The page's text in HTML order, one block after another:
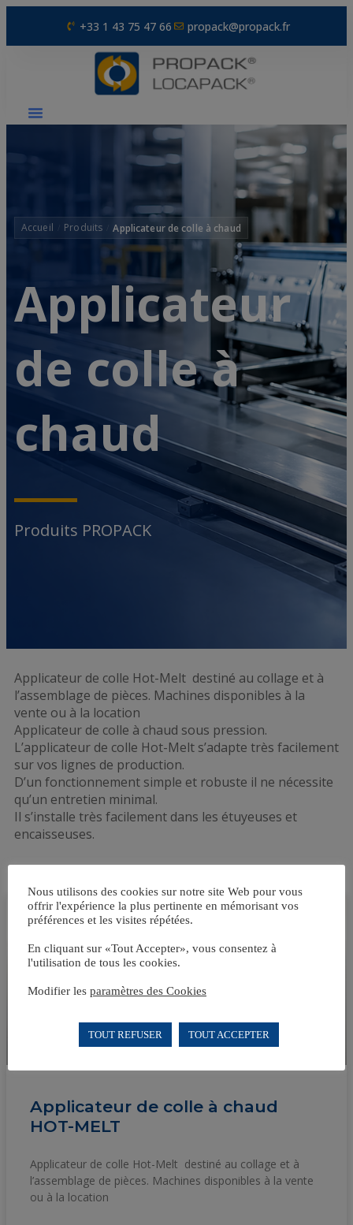
+33 1 43 75 47 66 propack@propack.fr
Produits Applicateur de colle à chaud
Applicateur
de colle à
chaud
Produits PROPACK
Applicateur de colle Hot-Melt destiné au collage et à
l’assemblage de pièces. Machines disponibles à la
vente ou à la location
Applicateur de colle à chaud sous pression.
L’applicateur de colle Hot-Melt s’adapte très facilement
sur vos lignes de production.
D’un fonctionnement simple et robuste il ne nécessite
qu’un entretien minimal.
Il s’installe très facilement dans les étuyeuses et
encaisseuses.
Applicateur de colle à chaud
HOT-MELT
Applicateur de colle Hot-Melt destiné au collage et à
l’assemblage de pièces. Machines disponibles à la vente
ou à la location
Nous utilisons des cookies sur notre site Web pour vous
offrir l'expérience la plus pertinente en mémorisant vos
préférences et les visites répétées.
En cliquant sur «Tout Accepter», vous consentez à
l'utilisation de tous les cookies.
Modifier les paramètres des Cookies
TOUT REFUSER TOUT ACCEPTER